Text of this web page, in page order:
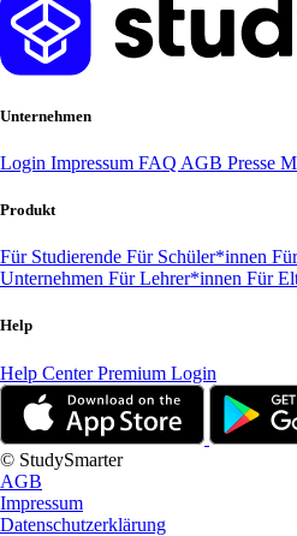
Unternehmen
Login Impressum FAQ AGB Presse
Produkt
Für Studierende Für Schüler*innen
Unternehmen Für Lehrer*innen Für
Help
Help CenterPremium Login
© StudySmarter
AGB
Impressum
Datenschutzerklärung